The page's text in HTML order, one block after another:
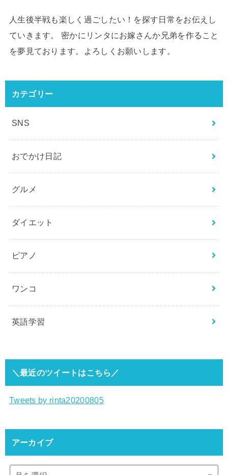
人生後半戦も楽しく過ごしたい！を探す日常をお伝えし
ていきます。 密かにリンタにお嫁さんか兄弟を作ること
を夢見ております。よろしくお願いします。
カテゴリー
SNS
おでかけ日記
グルメ
ダイエット
ピアノ
ワンコ
英語学習
＼最近のツイートはこちら／
Tweets by rinta20200805
アーカイブ